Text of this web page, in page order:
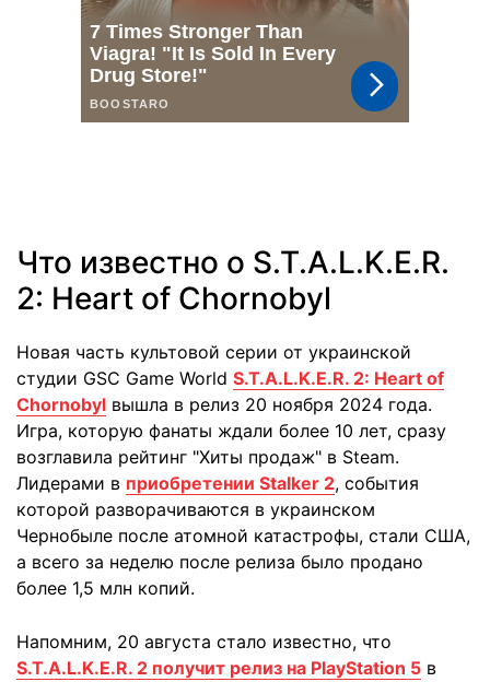
Что известно о S.T.A.L.K.E.R.
2: Heart of Chornobyl
Новая часть культовой серии от украинской
студии GSC Game World S.T.A.L.K.E.R. 2: Heart of
Chornobyl вышла в релиз 20 ноября 2024 года.
Игра, которую фанаты ждали более 10 лет, сразу
возглавила рейтинг "Хиты продаж" в Steam.
Лидерами в приобретении Stalker 2, события
которой разворачиваются в украинском
Чернобыле после атомной катастрофы, стали США,
а всего за неделю после релиза было продано
более 1,5 млн копий.
Напомним, 20 августа стало известно, что
S.T.A.L.K.E.R. 2 получит релиз на PlayStation 5 в